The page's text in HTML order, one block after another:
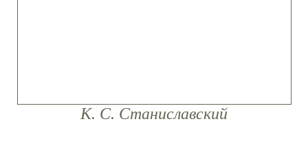
К. С. Станиславский